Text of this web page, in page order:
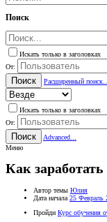
Поиск
Искать только в заголовках
От:
Поиск Расширенный поиск...
Искать только в заголовках
От:
Поиск
Advanced...
Меню
Как
Автор темы Юлия
Дата начала 25 Февраль
Пройди Курс обучения